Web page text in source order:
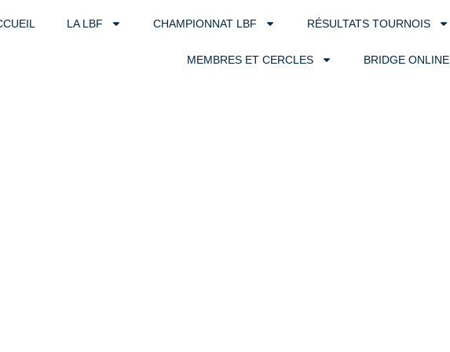
LA LBF CHAMPIONNAT LBF RÉSULTATS TOURNOIS
MEMBRES ET CERCLES BRIDGE ONLINE